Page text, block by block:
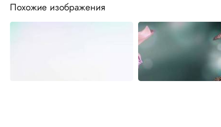
Похожие изображения